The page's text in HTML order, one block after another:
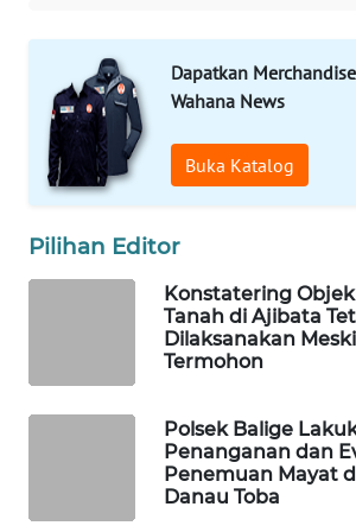
Dapatkan
Wahana News
Buka Katalog
Pilihan Editor
Konstatering
Tanah di Ajibata
Dilaksanakan
Termohon
Polsek Balige
Penanganan dan
Penemuan Mayat
Danau Toba
MAWAKA
ID
MARTABAT
NET
PLN
WATCH
LPKKI